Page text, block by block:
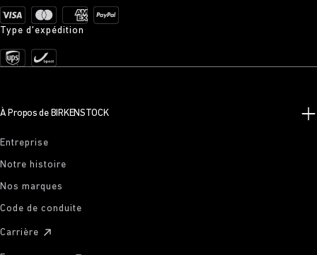
Type d'expédition
À Propos de BIRKENSTOCK
Entreprise
Notre histoire
Nos marques
Code de conduite
Carrière